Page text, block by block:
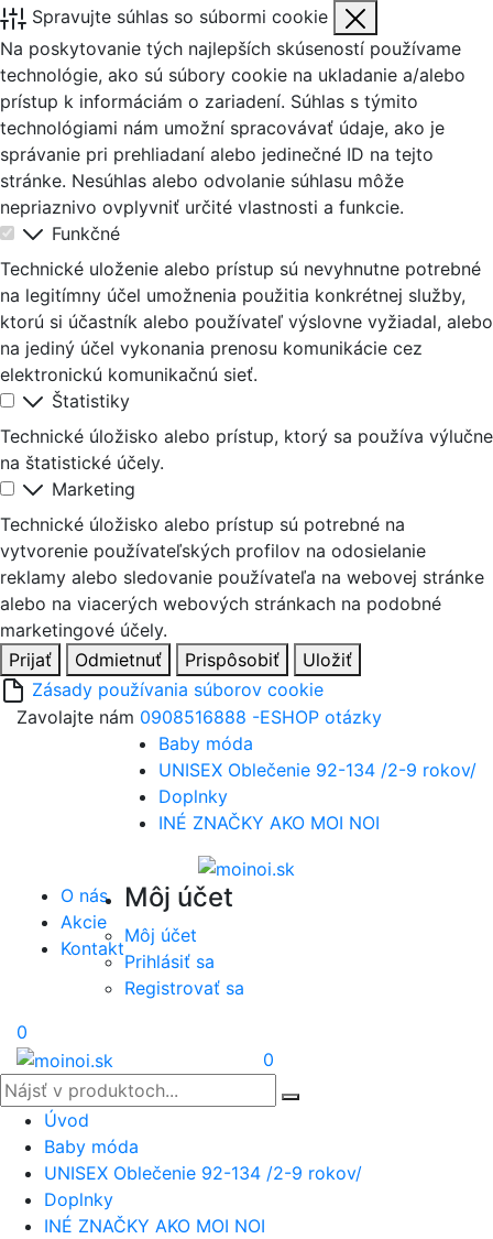
Spravujte súhlas so súbormi cookie
Na poskytovanie tých najlepších skúseností používame
technológie, ako sú súbory cookie na ukladanie a/alebo
prístup k informáciám o zariadení. Súhlas s týmito
technológiami nám umožní spracovávať údaje, ako je
správanie pri prehliadaní alebo jedinečné ID na tejto
stránke. Nesúhlas alebo odvolanie súhlasu môže
nepriaznivo ovplyvniť určité vlastnosti a funkcie.
Funkčné
Technické uloženie alebo prístup sú nevyhnutne potrebné
na legitímny účel umožnenia použitia konkrétnej služby,
ktorú si účastník alebo používateľ výslovne vyžiadal, alebo
na jediný účel vykonania prenosu komunikácie cez
elektronickú komunikačnú sieť.
Štatistiky
Technické úložisko alebo prístup, ktorý sa používa výlučne
na štatistické účely.
Marketing
Technické úložisko alebo prístup sú potrebné na
vytvorenie používateľských profilov na odosielanie
reklamy alebo sledovanie používateľa na webovej stránke
alebo na viacerých webových stránkach na podobné
marketingové účely.
Prijať
Odmietnuť Prispôsobiť
Uložiť
Zásady používania súborov cookie
Zavolajte nám 0908516888 -ESHOP otázky
Baby móda
UNISEX Oblečenie 92-134 /2-9 rokov/
Doplnky
INÉ ZNAČKY AKO MOI NOI
O nás
Akcie
Kontakt
Môj účet
Môj účet
Prihlásiť sa
Registrovať sa
0
0
Úvod
Baby móda
UNISEX Oblečenie 92-134 /2-9 rokov/
Doplnky
INÉ ZNAČKY AKO MOI NOI